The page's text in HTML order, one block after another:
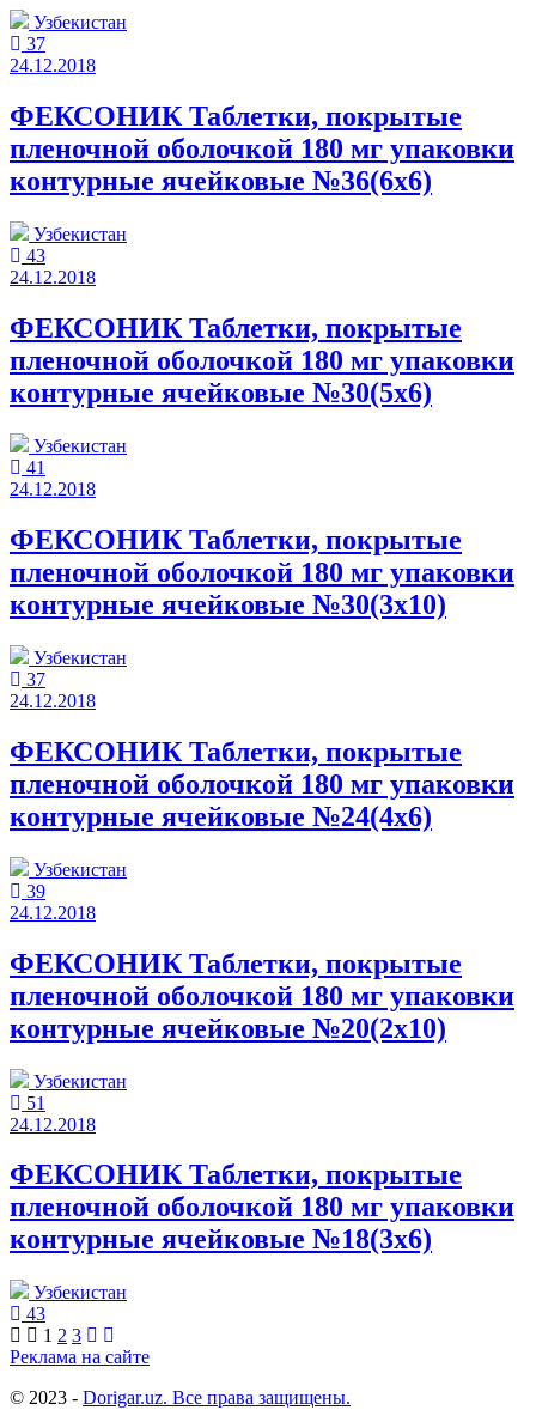
Узбекистан
37
24.12.2018
ФЕКСОНИК Таблетки, покрытые
пленочной оболочкой 180 мг упаковки
контурные ячейковые №36(6x6)
Узбекистан
43
24.12.2018
ФЕКСОНИК Таблетки, покрытые
пленочной оболочкой 180 мг упаковки
контурные ячейковые №30(5x6)
Узбекистан
41
24.12.2018
ФЕКСОНИК Таблетки, покрытые
пленочной оболочкой 180 мг упаковки
контурные ячейковые №30(3x10)
Узбекистан
37
24.12.2018
ФЕКСОНИК Таблетки, покрытые
пленочной оболочкой 180 мг упаковки
контурные ячейковые №24(4x6)
Узбекистан
39
24.12.2018
ФЕКСОНИК Таблетки, покрытые
пленочной оболочкой 180 мг упаковки
контурные ячейковые №20(2x10)
Узбекистан
51
24.12.2018
ФЕКСОНИК Таблетки, покрытые
пленочной оболочкой 180 мг упаковки
контурные ячейковые №18(3x6)
Узбекистан
43
1 2 3
Реклама на сайте
© 2023 - Dorigar.uz. Все права защищены.